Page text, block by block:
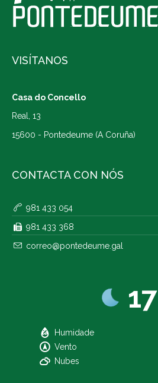
VISÍTANOS
Casa do Concello
Real, 13
15600 - Pontedeume (A Coruña)
CONTACTA CON NÓS
981 433 054
981 433 368
correo@pontedeume.gal
17
Humidade
Vento
Nubes